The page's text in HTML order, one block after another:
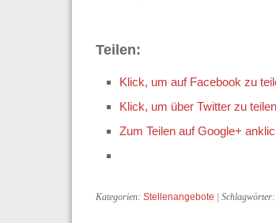
Teilen:
Klick, um auf Facebook zu
Klick, um über Twitter zu
Zum Teilen auf Google+
Kategorien: Stellenangebote | Schlagwörter: